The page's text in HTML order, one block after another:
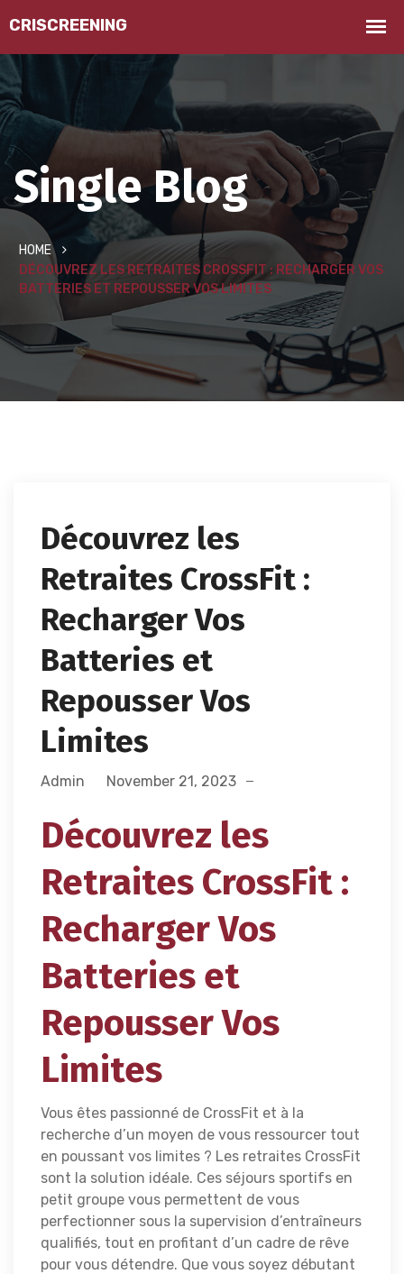
Single Blog
HOME
DÉCOUVREZ LES RETRAITES CROSSFIT : RECHARGER VOS
BATTERIES ET REPOUSSER VOS LIMITES
Découvrez les
Retraites CrossFit :
Recharger Vos
Batteries et
Repousser Vos
Limites
Admin November 21, 2023
Découvrez les
Retraites CrossFit :
Recharger Vos
Batteries et
Repousser Vos
Limites
Vous êtes passionné de CrossFit et à la
recherche d’un moyen de vous ressourcer tout
en poussant vos limites ? Les retraites CrossFit
sont la solution idéale. Ces séjours sportifs en
petit groupe vous permettent de vous
perfectionner sous la supervision d’entraîneurs
qualifiés, tout en profitant d’un cadre de rêve
pour vous détendre. Que vous soyez débutant